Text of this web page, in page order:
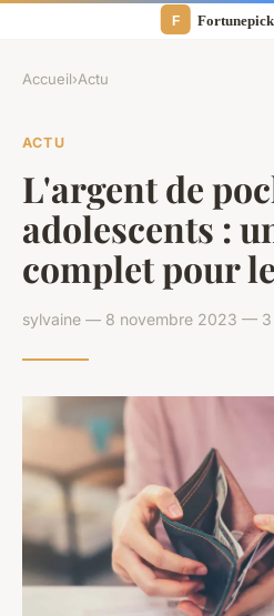
Accueil›Actu
ACTU
L'argent de
adolescents :
complet pour
sylvaine — 8 novembre 2023 — 3